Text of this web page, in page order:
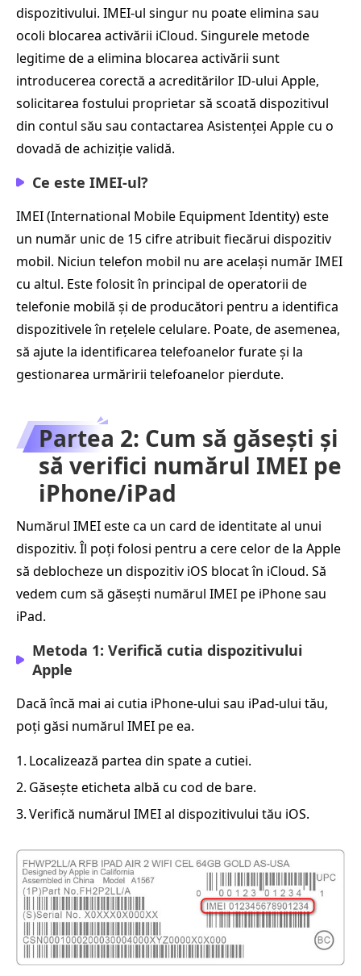
dispozitivului. IMEI-ul singur nu poate elimina sau
ocoli blocarea activării iCloud. Singurele metode
legitime de a elimina blocarea activării sunt
introducerea corectă a acreditărilor ID-ului Apple,
solicitarea fostului proprietar să scoată dispozitivul
din contul său sau contactarea Asistenței Apple cu o
dovadă de achiziție validă.
Ce este IMEI-ul?
IMEI (International Mobile Equipment Identity) este
un număr unic de 15 cifre atribuit fiecărui dispozitiv
mobil. Niciun telefon mobil nu are același număr IMEI
cu altul. Este folosit în principal de operatorii de
telefonie mobilă și de producători pentru a identifica
dispozitivele în rețelele celulare. Poate, de asemenea,
să ajute la identificarea telefoanelor furate și la
gestionarea urmăririi telefoanelor pierdute.
Partea 2: Cum să găsești și
să verifici numărul IMEI pe
iPhone/iPad
Numărul IMEI este ca un card de identitate al unui
dispozitiv. Îl poți folosi pentru a cere celor de la Apple
să deblocheze un dispozitiv iOS blocat în iCloud. Să
vedem cum să găsești numărul IMEI pe iPhone sau
iPad.
Metoda 1: Verifică cutia dispozitivului
Apple
Dacă încă mai ai cutia iPhone-ului sau iPad-ului tău,
poți găsi numărul IMEI pe ea.
1. Localizează partea din spate a cutiei.
2. Găsește eticheta albă cu cod de bare.
3.Verifică numărul IMEI al dispozitivului tău iOS.